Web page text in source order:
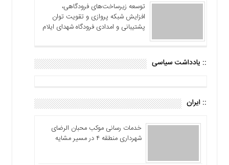
توسعه زیرساخت‌های فرودگاهی،
افزایش شبکه پروازی و تقویت توان
پشتیبانی و امدادی فرودگاه شهدای ایلام
:: یادداشت سیاسی
:: ایران
خدمات رسانی موکب محبان الرضای
شهرداری منطقه ۴ در مسیر مشایه